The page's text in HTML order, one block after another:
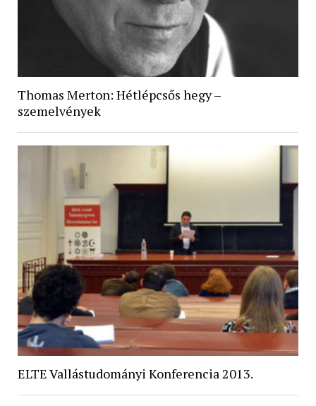
Thomas Merton: Hétlépcsős hegy –
szemelvények
ELTE Vallástudományi Konferencia 2013.